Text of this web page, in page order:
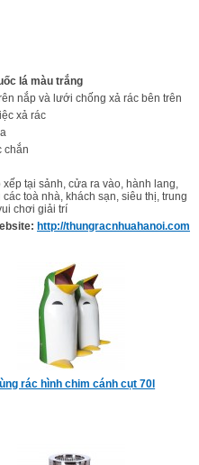
lá màu trắng
nắp và lưới chống xả rác bên trên
xả rác
chắn
tại sảnh, cửa ra vào, hành lang,
toà nhà, khách sạn, siêu thị, trung
chơi giải trí
http://thungracnhuahanoi.com
rác hình chim cánh cụt 70l